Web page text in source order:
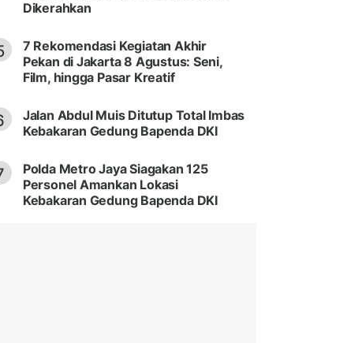
Dikerahkan
7 Rekomendasi Kegiatan Akhir
Pekan di Jakarta 8 Agustus: Seni,
Film, hingga Pasar Kreatif
Jalan Abdul Muis Ditutup Total Imbas
Kebakaran Gedung Bapenda DKI
Polda Metro Jaya Siagakan 125
Personel Amankan Lokasi
Kebakaran Gedung Bapenda DKI